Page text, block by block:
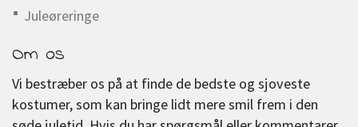
Juleøreringe
Om os
Vi bestræber os på at finde de bedste og sjoveste
kostumer, som kan bringe lidt mere smil frem i den